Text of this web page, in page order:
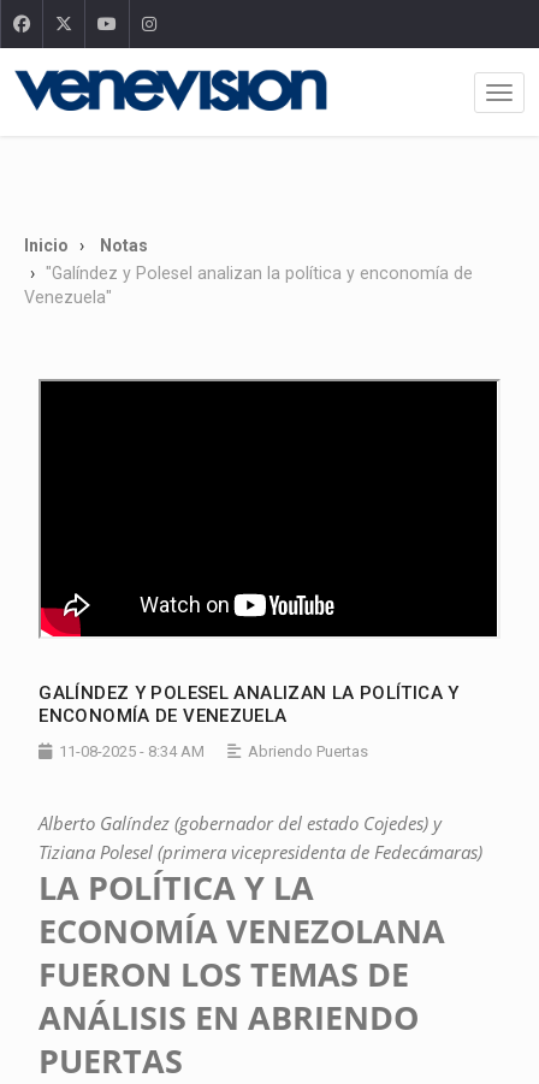
Inicio
Notas
"Galíndez y Polesel analizan la política y enconomía de
Venezuela"
GALÍNDEZ Y POLESEL ANALIZAN LA POLÍTICA Y
ENCONOMÍA DE VENEZUELA
11-08-2025 - 8:34 AM Abriendo Puertas
Alberto Galíndez (gobernador del estado Cojedes) y
Tiziana Polesel (primera vicepresidenta de Fedecámaras)
LA POLÍTICA Y LA
ECONOMÍA VENEZOLANA
FUERON LOS TEMAS DE
ANÁLISIS EN ABRIENDO
PUERTAS